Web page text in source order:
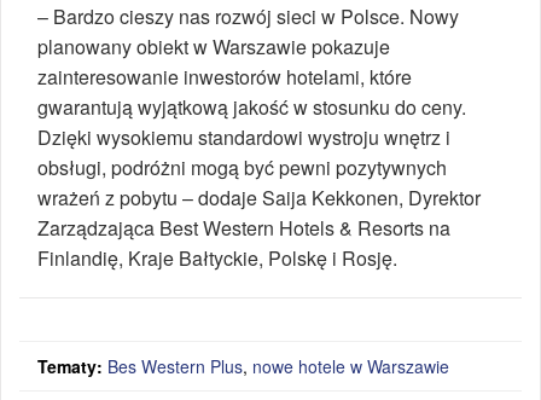
– Bardzo cieszy nas rozwój sieci w Polsce. Nowy
planowany obiekt w Warszawie pokazuje
zainteresowanie inwestorów hotelami, które
gwarantują wyjątkową jakość w stosunku do ceny.
Dzięki wysokiemu standardowi wystroju wnętrz i
obsługi, podróżni mogą być pewni pozytywnych
wrażeń z pobytu – dodaje Saija Kekkonen, Dyrektor
Zarządzająca Best Western Hotels & Resorts na
Finlandię, Kraje Bałtyckie, Polskę i Rosję.
Tematy: Bes Western Plus, nowe hotele w Warszawie